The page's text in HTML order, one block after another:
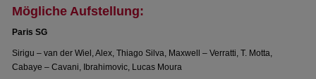
Mögliche Aufstellung:
Paris SG
Sirigu – van der Wiel, Alex, Thiago Silva, Maxwell – Verratti, T. Motta,
Cabaye – Cavani, Ibrahimovic, Lucas Moura